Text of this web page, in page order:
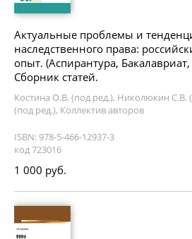
Актуальные проблемы и
наследственного права:
опыт. (Аспирантура, Бакалавриат,
Сборник статей.
Костина О.В. (под ред.), Николюкин
(под ред.), Коллектив авторов
ISBN: 978-5-466-12937-3
код 723016
1 000 руб.